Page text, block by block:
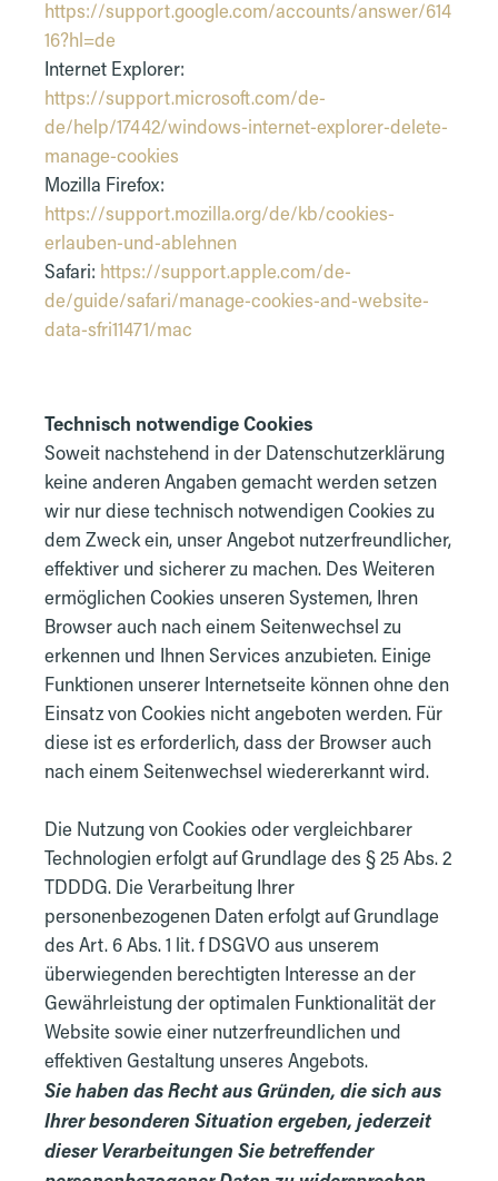
https://support.google.com/accounts/answer/614
16?hl=de
Internet Explorer:
https://support.microsoft.com/de-
de/help/17442/windows-internet-explorer-delete-
manage-cookies
Mozilla Firefox:
https://support.mozilla.org/de/kb/cookies-
erlauben-und-ablehnen
Safari: https://support.apple.com/de-
de/guide/safari/manage-cookies-and-website-
data-sfri11471/mac
Technisch notwendige Cookies
Soweit nachstehend in der Datenschutzerklärung
keine anderen Angaben gemacht werden setzen
wir nur diese technisch notwendigen Cookies zu
dem Zweck ein, unser Angebot nutzerfreundlicher,
effektiver und sicherer zu machen. Des Weiteren
ermöglichen Cookies unseren Systemen, Ihren
Browser auch nach einem Seitenwechsel zu
erkennen und Ihnen Services anzubieten. Einige
Funktionen unserer Internetseite können ohne den
Einsatz von Cookies nicht angeboten werden. Für
diese ist es erforderlich, dass der Browser auch
nach einem Seitenwechsel wiedererkannt wird.
Die Nutzung von Cookies oder vergleichbarer
Technologien erfolgt auf Grundlage des § 25 Abs. 2
TDDDG. Die Verarbeitung Ihrer
personenbezogenen Daten erfolgt auf Grundlage
des Art. 6 Abs. 1 lit. f DSGVO aus unserem
überwiegenden berechtigten Interesse an der
Gewährleistung der optimalen Funktionalität der
Website sowie einer nutzerfreundlichen und
effektiven Gestaltung unseres Angebots.
Sie haben das Recht aus Gründen, die sich aus
Ihrer besonderen Situation ergeben, jederzeit
dieser Verarbeitungen Sie betreffender